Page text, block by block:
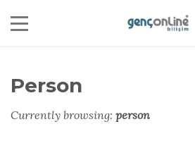
Person
Currently browsing: person